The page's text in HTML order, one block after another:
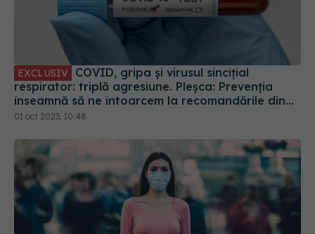
EXCLUSIV
respirator: triplă agresiune. Pleșca: Prevenția
înseamnă să ne întoarcem la recomandările din
timpul pandemiei!
01 oct 2023, 10:48